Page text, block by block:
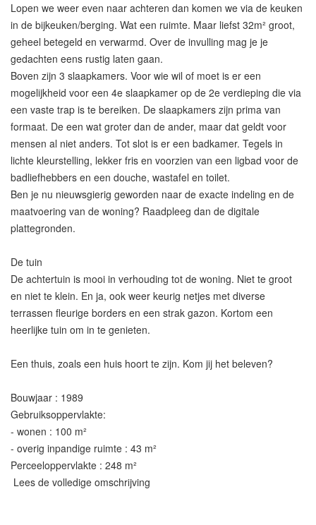
Lopen we weer even naar achteren dan komen we via de keuken
in de bijkeuken/berging. Wat een ruimte. Maar liefst 32m² groot,
geheel betegeld en verwarmd. Over de invulling mag je je
gedachten eens rustig laten gaan.
Boven zijn 3 slaapkamers. Voor wie wil of moet is er een
mogelijkheid voor een 4e slaapkamer op de 2e verdieping die via
een vaste trap is te bereiken. De slaapkamers zijn prima van
formaat. De een wat groter dan de ander, maar dat geldt voor
mensen al niet anders. Tot slot is er een badkamer. Tegels in
lichte kleurstelling, lekker fris en voorzien van een ligbad voor de
badliefhebbers en een douche, wastafel en toilet.
Ben je nu nieuwsgierig geworden naar de exacte indeling en de
maatvoering van de woning? Raadpleeg dan de digitale
plattegronden.
De tuin
De achtertuin is mooi in verhouding tot de woning. Niet te groot
en niet te klein. En ja, ook weer keurig netjes met diverse
terrassen fleurige borders en een strak gazon. Kortom een
heerlijke tuin om in te genieten.
Een thuis, zoals een huis hoort te zijn. Kom jij het beleven?
Bouwjaar : 1989
Gebruiksoppervlakte:
- wonen : 100 m²
- overig inpandige ruimte : 43 m²
Perceeloppervlakte : 248 m²
Lees de volledige omschrijving